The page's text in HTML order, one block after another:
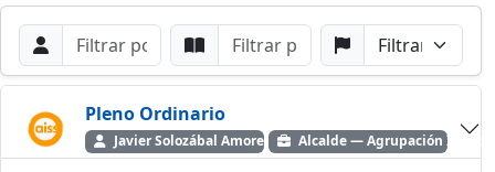
Filtros de búsqueda
Buscar por OradorBuscar por Punto Buscar por Partido
Buscar
Pleno Ordinario
Javier Solozábal Amorena Alcalde — Agrupación